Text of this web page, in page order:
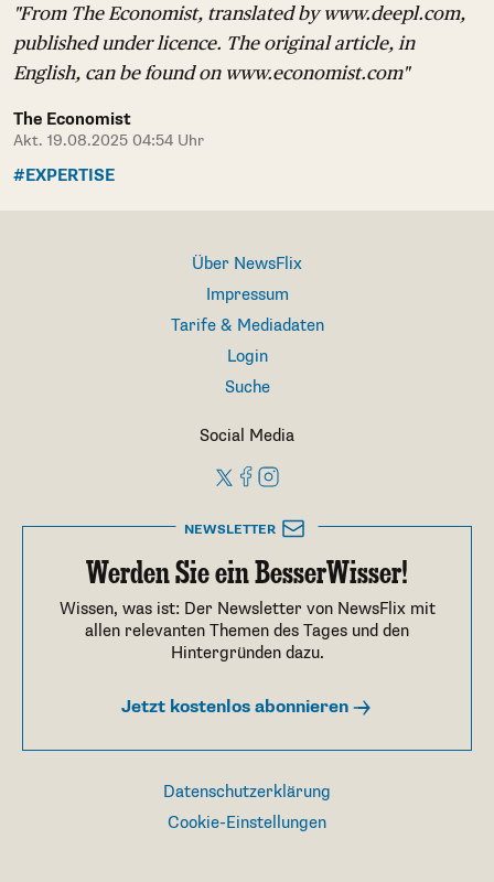
"From The Economist, translated by www.deepl.com,
published under licence. The original article, in
English, can be found on www.economist.com"
The Economist
Akt. 19.08.2025 04:54 Uhr
#EXPERTISE
Über NewsFlix
Impressum
Tarife & Mediadaten
Login
Suche
Social Media
NEWSLETTER
Werden Sie ein BesserWisser!
Wissen, was ist: Der Newsletter von NewsFlix mit
allen relevanten Themen des Tages und den
Hintergründen dazu.
Jetzt kostenlos abonnieren
Datenschutzerklärung
Cookie-Einstellungen